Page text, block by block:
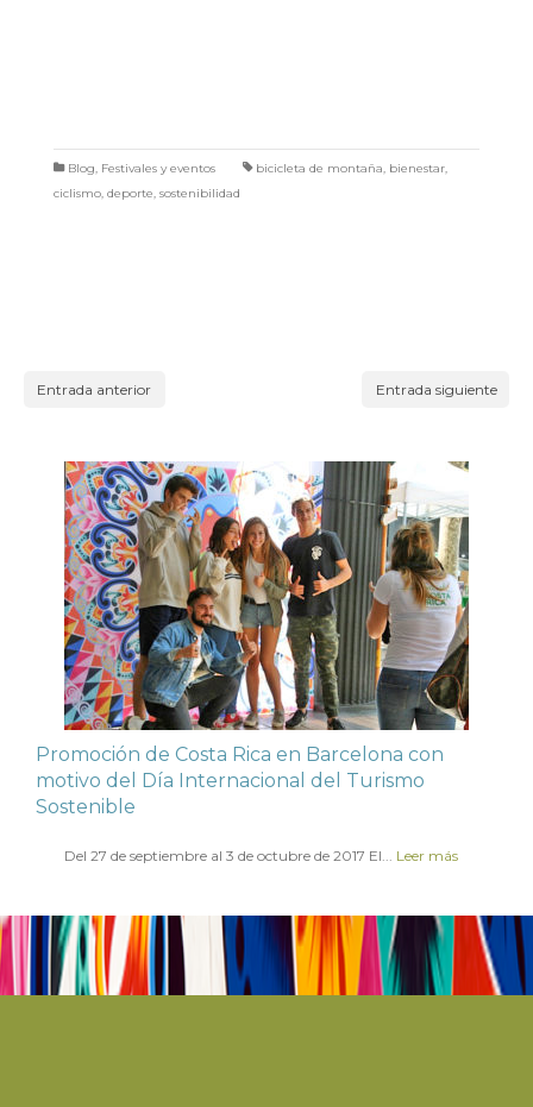
Blog, Festivales y eventos bicicleta de montaña, bienestar,
ciclismo, deporte, sostenibilidad
Entrada anterior Entrada siguiente
Promoción de Costa Rica en Barcelona con
motivo del Día Internacional del Turismo
Sostenible
Del 27 de septiembre al 3 de octubre de 2017 El... Leer más